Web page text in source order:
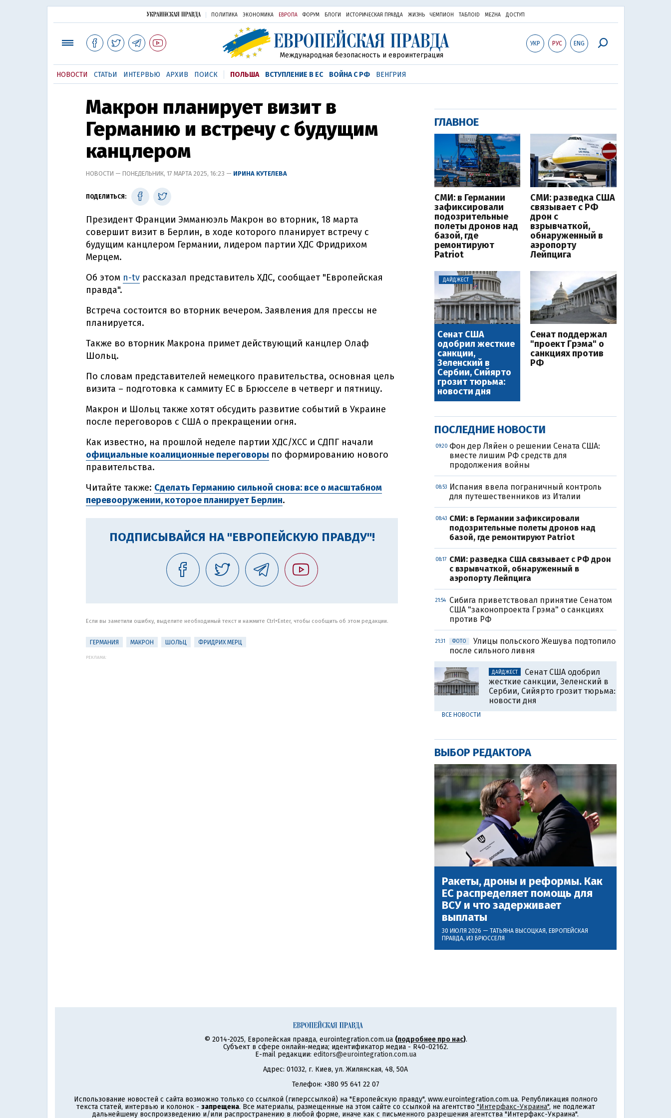
ПОЛИТИКА ЭКОНОМИКА ЕВРОПА ФОРУМ БЛОГИ ИСТОРИЧЕСКАЯ ПРАВДА ЖИЗНЬ ЧЕМПИОН ТАБЛОID MEZHA ДОСТУП
УКР РУС ENG
Международная безопасность и евроинтеграция
НОВОСТИ СТАТЬИ ИНТЕРВЬЮ АРХИВ ПОИСК ПОЛЬША ВСТУПЛЕНИЕ В ЕС ВОЙНА С РФ ВЕНГРИЯ
Макрон планирует визит в
Германию и встречу с будущим
канцлером
НОВОСТИ — ПОНЕДЕЛЬНИК, 17 МАРТА 2025, 16:23 — ИРИНА КУТЕЛЕВА
ПОДЕЛИТЬСЯ:
Президент Франции Эмманюэль Макрон во вторник, 18 марта
совершит визит в Берлин, в ходе которого планирует встречу с
будущим канцлером Германии, лидером партии ХДС Фридрихом
Мерцем.
Об этом n-tv рассказал представитель ХДС, сообщает "Европейская
правда".
Встреча состоится во вторник вечером. Заявления для прессы не
планируется.
Также во вторник Макрона примет действующий канцлер Олаф
Шольц.
По словам представителей немецкого правительства, основная цель
визита – подготовка к саммиту ЕС в Брюсселе в четверг и пятницу.
Макрон и Шольц также хотят обсудить развитие событий в Украине
после переговоров с США о прекращении огня.
Как известно, на прошлой неделе партии ХДС/ХСС и СДПГ начали
официальные коалиционные переговоры по формированию нового
правительства.
Читайте также: Сделать Германию сильной снова: все о масштабном
перевооружении, которое планирует Берлин.
ПОДПИСЫВАЙСЯ НА "ЕВРОПЕЙСКУЮ ПРАВДУ"!
Если вы заметили ошибку, выделите необходимый текст и нажмите Ctrl+Enter, чтобы сообщить об этом редакции.
ГЕРМАНИЯ МАКРОН ШОЛЬЦ ФРИДРИХ МЕРЦ
РЕКЛАМА:
ГЛАВНОЕ
СМИ: в Германии
зафиксировали
подозрительные
полеты дронов над
базой, где
ремонтируют
Patriot
СМИ: разведка США
связывает с РФ
дрон с
взрывчаткой,
обнаруженный в
аэропорту
Лейпцига
ДАЙДЖЕСТ
Сенат США
одобрил жесткие
санкции,
Зеленский в
Сербии, Сийярто
грозит тюрьма:
новости дня
Сенат поддержал
"проект Грэма" о
санкциях против
РФ
ПОСЛЕДНИЕ НОВОСТИ
09:20 Фон дер Ляйен о решении Сената США:
вместе лишим РФ средств для
продолжения войны
08:53
Испания ввела пограничный контроль
для путешественников из Италии
08:43 СМИ: в Германии зафиксировали
подозрительные полеты дронов над
базой, где ремонтируют Patriot
08:17
СМИ: разведка США связывает с РФ дрон
с взрывчаткой, обнаруженный в
аэропорту Лейпцига
21:54
Сибига приветствовал принятие Сенатом
США "законопроекта Грэма" о санкциях
против РФ
21:31 ФОТО
Улицы польского Жешува подтопило
после сильного ливня
ДАЙДЖЕСТ
Сенат США одобрил
жесткие санкции, Зеленский в
Сербии, Сийярто грозит тюрьма:
новости дня
ВСЕ НОВОСТИ
ВЫБОР РЕДАКТОРА
Ракеты, дроны и реформы. Как
ЕС распределяет помощь для
ВСУ и что задерживает
выплаты
30 ИЮЛЯ 2026 — ТАТЬЯНА ВЫСОЦКАЯ, ЕВРОПЕЙСКАЯ
ПРАВДА, ИЗ БРЮССЕЛЯ
© 2014-2025, Европейская правда, eurointegration.com.ua (подробнее про нас).
Субъект в сфере онлайн-медиа; идентификатор медиа - R40-02162.
E-mail редакции: editors@eurointegration.com.ua
Адрес: 01032, г. Киев, ул. Жилянская, 48, 50А
Телефон: +380 95 641 22 07
Использование новостей с сайта возможно только со ссылкой (гиперссылкой) на "Европейскую правду", www.eurointegration.com.ua. Републикация полного
текста статей, интервью и колонок - запрещена. Все материалы, размещенные на этом сайте со ссылкой на агентство "Интерфакс-Украина", не подлежат
дальнейшему воспроизведению и/или распространению в любой форме, иначе как с письменного разрешения агентства "Интерфакс-Украина".